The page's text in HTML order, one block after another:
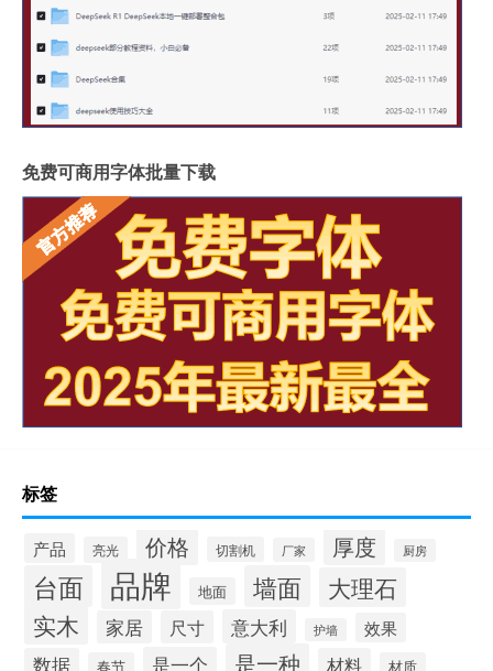
岩板和地板哪个质量好些
影视墙怎么安装岩板灯
成都超薄岩板费用高吗
福建岩板拼接胶品牌排行
湖北现代岩板厂家有几种
整屋岩板装饰墙面好吗
岩板上的坐垫怎么清洁
冠珠陶瓷岩板产品介绍
重庆岩板卫浴多少钱
怎样加工岩板地台砖
瓷砖岩板连纹处理方法
揭阳西班牙岩板哪家好点
陶瓷岩板什么时候上市
岩板腐蚀后如何修复
岩板展厅设计案例欣赏
销售如何记账
怎么区分岩板等级好坏
多优多岩板优势
家里怎样烧制木岩板
免费可商用字体批量下载
标签
产品 亮光 价格 切割机 厂家 厚度 厨房
台面 品牌 地面 墙面
大理石
实木
家居 尺寸 意大利 护墙 效果
数据 春节 是一个 是一种 材料 材质